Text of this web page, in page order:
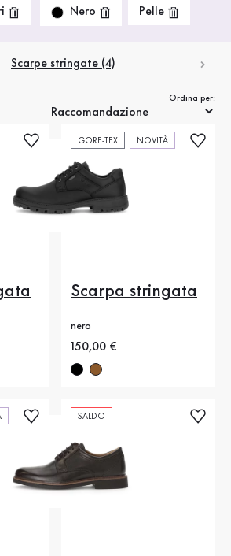
Nero Pelle
Scarpe stringate (4)
Ordina per:
GORE-TEX NOVITÀ
Scarpa stringata
nero
Nuovo prezzo
150,00 €
SALDO